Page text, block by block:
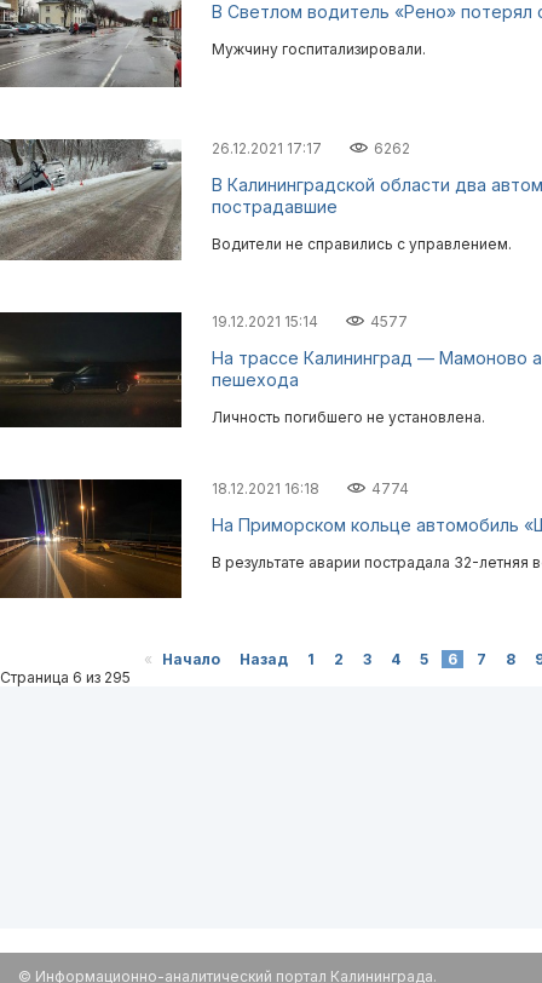
В Светлом водитель «Рено» потерял
Мужчину госпитализировали.
26.12.2021 17:17 6262
В Калининградской области два
пострадавшие
Водители не справились с управлением.
19.12.2021 15:14 4577
На трассе Калининград — Мамоново
пешехода
Личность погибшего не установлена.
18.12.2021 16:18 4774
На Приморском кольце автомобиль
В результате аварии пострадала 32-летняя
« Начало Назад 1 2 3 4 5 6 7 8
Страница 6 из 295
© Информационно-аналитический портал Калининграда.